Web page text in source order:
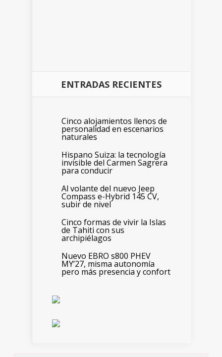
ENTRADAS RECIENTES
Cinco alojamientos llenos de
personalidad en escenarios
naturales
Hispano Suiza: la tecnología
invisible del Carmen Sagrera
para conducir
Al volante del nuevo Jeep
Compass e-Hybrid 145 CV,
subir de nivel
Cinco formas de vivir la Islas
de Tahiti con sus
archipiélagos
Nuevo EBRO s800 PHEV
MY’27, misma autonomía
pero más presencia y confort